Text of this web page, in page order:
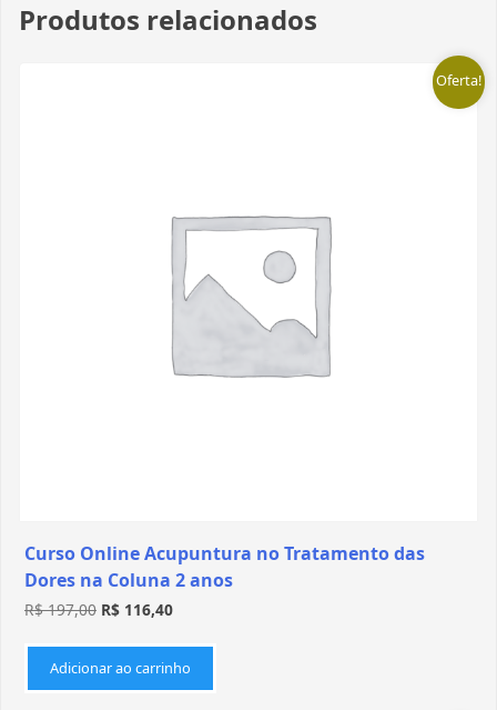
Produtos relacionados
Oferta!
Curso Online Acupuntura no Tratamento das
Dores na Coluna 2 anos
R$197,00 R$ 116,40
Adicionar ao carrinho